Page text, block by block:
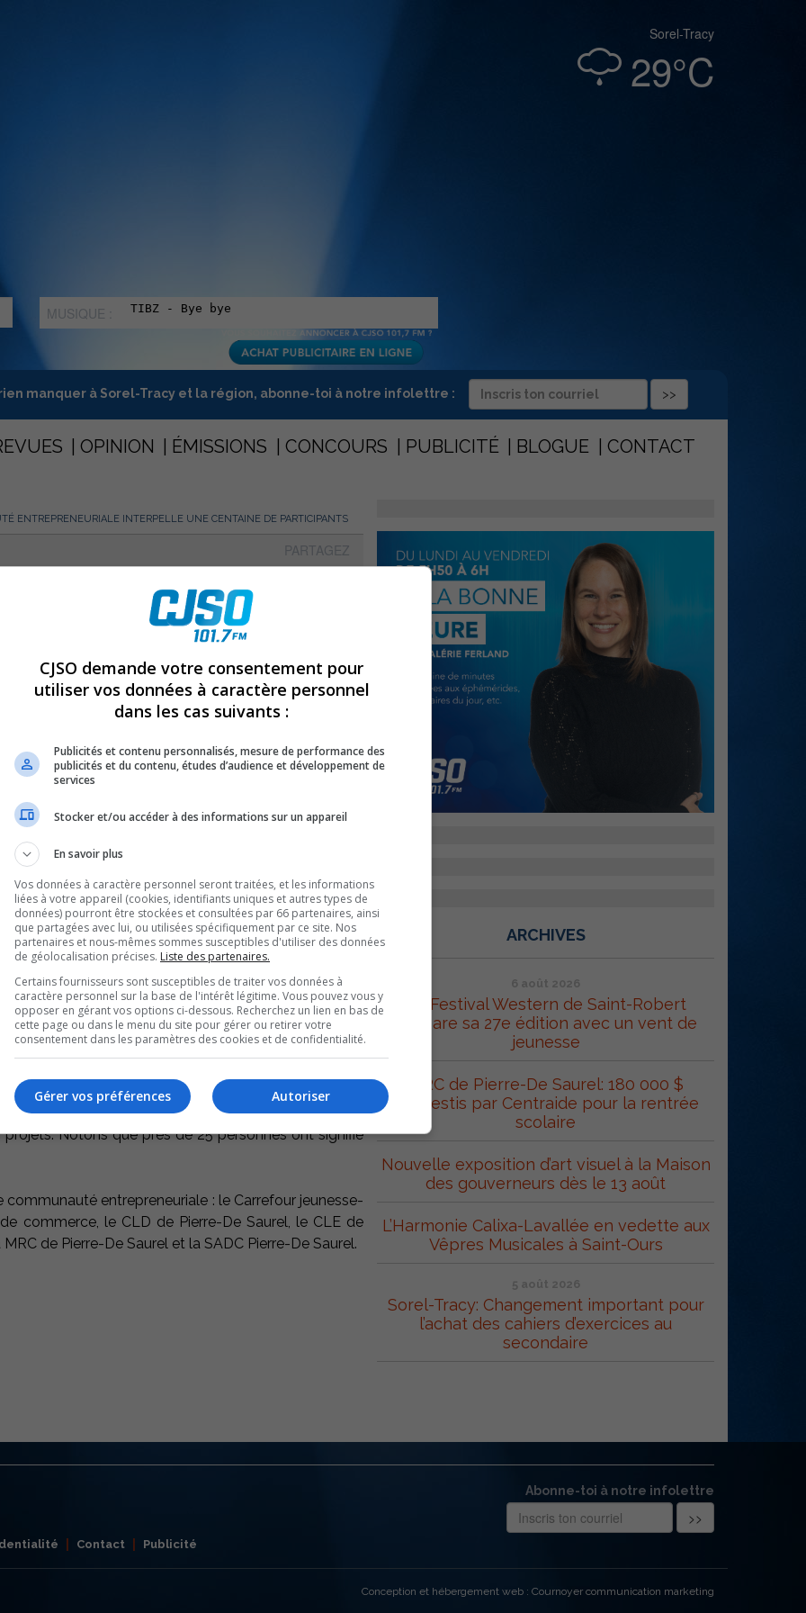
Sorel-Tracy
29°C
MUSIQUE :
manquer à Sorel-Tracy et la région, abonne-toi à notre infolettre :
OPINION ÉMISSIONS CONCOURS PUBLICITÉ BLOGUE CONTACT
ENTREPRENEURIALE INTERPELLE UNE CENTAINE DE PARTICIPANTS
PARTAGEZ
entrepreneuriale interpelle
Forum pour une communauté entrepreneuriale
le 19 novembre dernier.
l’éducation, des intervenants socioéconomiques,
et des jeunes, ce deuxième forum visait à créer un
s’articulant autour de l’importance de développer
l’innovation et améliorer la vitalité régionale.
se regrouper autour de quatre thématiques, soit : Le
Du désir à l’audace: l’esprit d’entreprendre!,
travers des projets scolaires ou professionnels et
en regard des nouveaux défis ?
sur les différents projets soulevés lors des
entre autres, un projet de création d’une brigade
maillage de jeunes avec des entrepreneurs et la
succès.
à compléter une fiche d’adhésion témoignant de
projets. Notons que près de 25 personnes ont signifié
entrepreneuriale : le Carrefour jeunesse-
commerce, le CLD de Pierre-De Saurel, le CLE de
de Pierre-De Saurel et la SADC Pierre-De Saurel.
ARCHIVES
6 août 2026
Le Festival Western de Saint-Robert
prépare sa 27e édition avec un vent de
jeunesse
MRC de Pierre-De Saurel: 180 000 $
réinvestis par Centraide pour la rentrée
scolaire
Nouvelle exposition d’art visuel à la Maison
des gouverneurs dès le 13 août
L’Harmonie Calixa-Lavallée en vedette aux
Vêpres Musicales à Saint-Ours
5 août 2026
Sorel-Tracy: Changement important pour
l’achat des cahiers d’exercices au
secondaire
Abonne-toi à notre infolettre
Contact Publicité
Conception et hébergement web : Cournoyer communication marketing
CJSO demande votre consentement pour
utiliser vos données à caractère personnel
dans les cas suivants :
Publicités et contenu personnalisés, mesure de performance des
publicités et du contenu, études d’audience et développement de
services
Stocker et/ou accéder à des informations sur un appareil
En savoir plus
Vos données à caractère personnel seront traitées, et les informations
liées à votre appareil (cookies, identifiants uniques et autres types de
données) pourront être stockées et consultées par 66 partenaires, ainsi
que partagées avec lui, ou utilisées spécifiquement par ce site. Nos
partenaires et nous-mêmes sommes susceptibles d'utiliser des données
de géolocalisation précises. Liste des partenaires.
Certains fournisseurs sont susceptibles de traiter vos données à
caractère personnel sur la base de l'intérêt légitime. Vous pouvez vous y
opposer en gérant vos options ci-dessous. Recherchez un lien en bas de
cette page ou dans le menu du site pour gérer ou retirer votre
consentement dans les paramètres des cookies et de confidentialité.
Autoriser
Gérer vos préférences